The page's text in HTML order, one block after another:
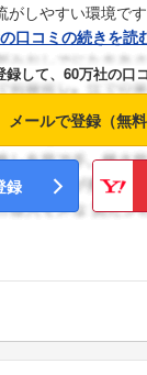
しやすい環境で
口コミの続きを読
録して、60万社の口
メールで登録（無料
録